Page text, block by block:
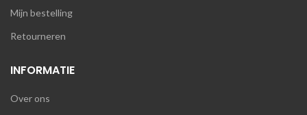
Mijn bestelling
Retourneren
INFORMATIE
Over ons